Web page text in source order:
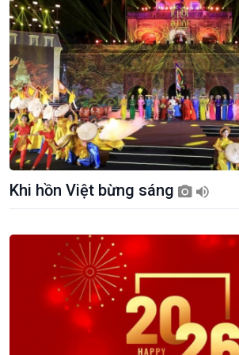
Khi hồn Việt bừng sáng